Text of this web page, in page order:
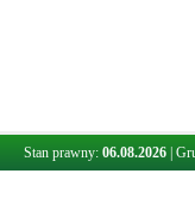
Stan prawny: 06.08.2026